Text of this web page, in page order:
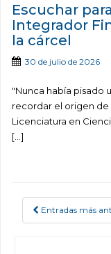
Escuchar
Integrador
la cárcel
30 de julio de 2026
"Nunca había pisado
recordar el origen de
Licenciatura en
[...]
POSTS
Entradas más